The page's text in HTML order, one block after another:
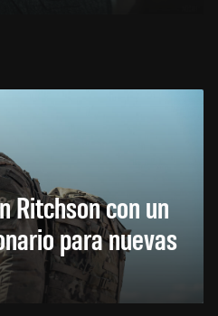
Ritchson con un
para nuevas